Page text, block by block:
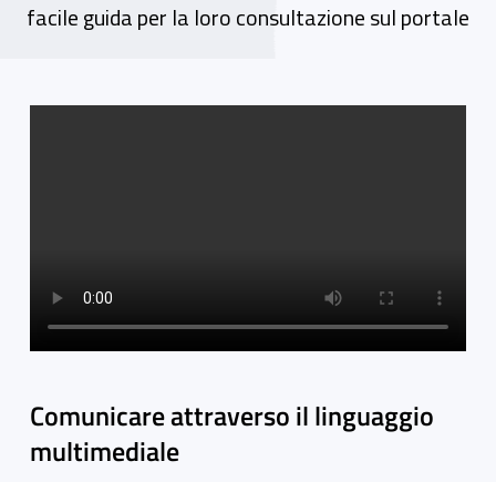
facile guida per la loro consultazione sul portale
Comunicare attraverso il linguaggio
multimediale